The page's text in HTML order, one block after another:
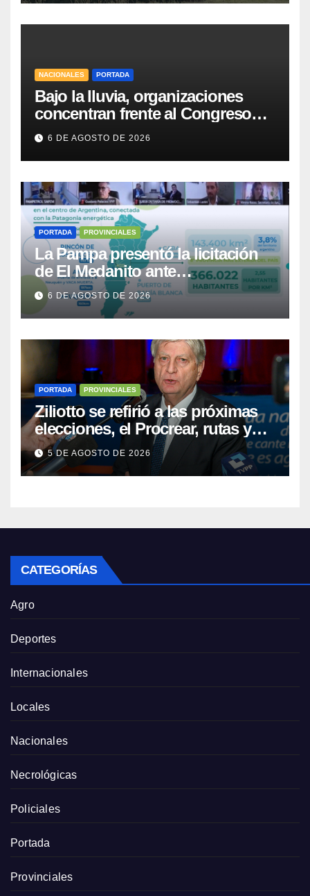
NACIONALES PORTADA
Bajo la lluvia, organizaciones
concentran frente al Congreso
contra de la Ley de Propiedad
Privada
6 DE AGOSTO DE 2026
PORTADA PROVINCIALES
La Pampa presentó la licitación
de El Medanito ante
representaciones diplomáticas
6 DE AGOSTO DE 2026
PORTADA PROVINCIALES
Ziliotto se refirió a las próximas
elecciones, el Procrear, rutas y
Vaca Muerta
5 DE AGOSTO DE 2026
CATEGORÍAS
Agro
Deportes
Internacionales
Locales
Nacionales
Necrológicas
Policiales
Portada
Provinciales